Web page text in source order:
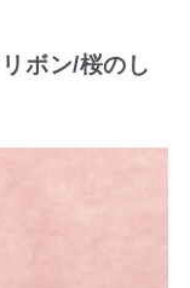
ボン/桜のし